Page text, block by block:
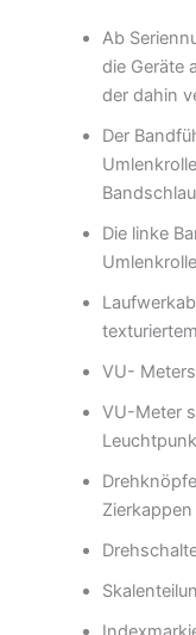
Ab
die Geräte
der dahin
Der
Die linke
Umlenkrolle
VU-
VU-Meter
Zierkappen